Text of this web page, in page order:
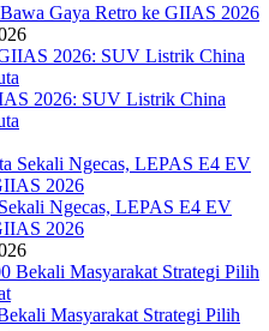
Gaya Retro ke GIIAS 2026
2026: SUV Listrik China
Ngecas, LEPAS E4 EV
2026
Masyarakat Strategi Pilih